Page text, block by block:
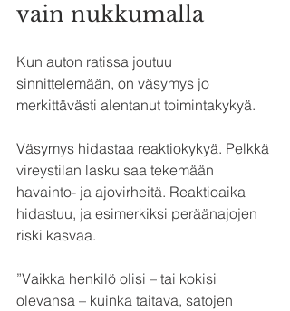
vain nukkumalla
Kun auton ratissa joutuu
sinnittelemään, on väsymys jo
merkittävästi alentanut toimintakykyä.
Väsymys hidastaa reaktiokykyä. Pelkkä
vireystilan lasku saa tekemään
havainto- ja ajovirheitä. Reaktioaika
hidastuu, ja esimerkiksi peräänajojen
riski kasvaa.
”Vaikka henkilö olisi – tai kokisi
olevansa – kuinka taitava, satojen